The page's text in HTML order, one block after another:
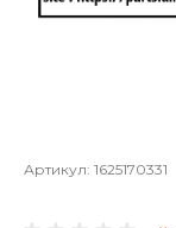
Артикул: 1625170331